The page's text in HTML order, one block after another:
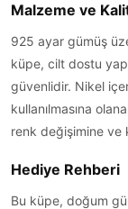
Malzeme ve
925 ayar gümüş
küpe, cilt dostu
güvenlidir. Nikel
kullanılmasına
renk değişimine ve
Hediye Rehberi
Bu küpe, doğum